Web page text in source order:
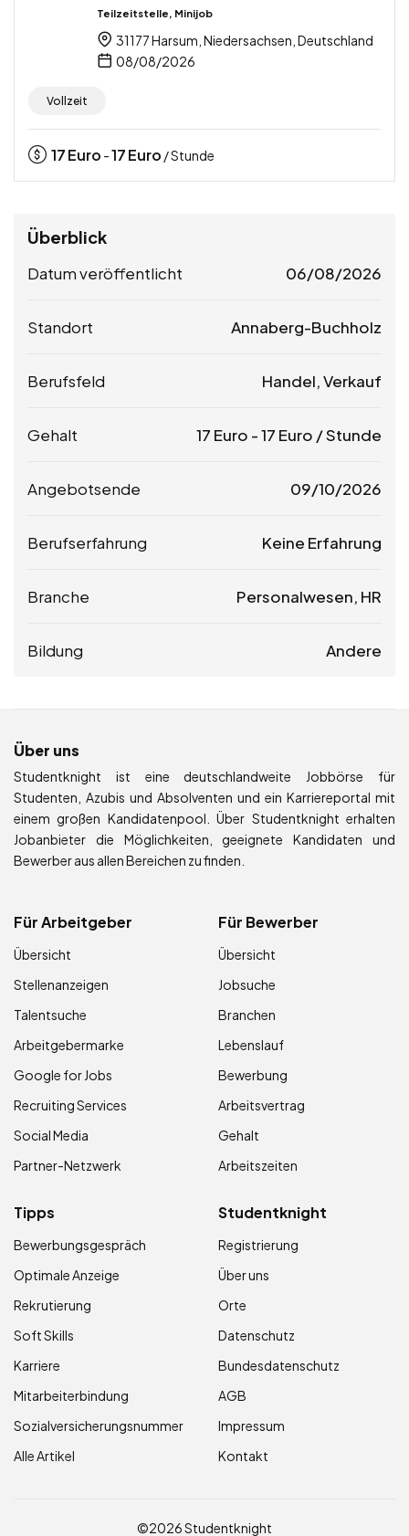
Teilzeitstelle, Minijob
31177 Harsum, Niedersachsen, Deutschland
08/08/2026
Vollzeit
17Euro -17Euro / Stunde
Überblick
Datum veröffentlicht 06/08/2026
Standort Annaberg-Buchholz
Berufsfeld Handel, Verkauf
Gehalt 17 Euro -17 Euro / Stunde
Angebotsende 09/10/2026
Berufserfahrung Keine Erfahrung
Branche Personalwesen, HR
Bildung Andere
Über uns
Studentknight ist eine deutschlandweite Jobbörse für
Studenten, Azubis und Absolventen und ein Karriereportal mit
einem großen Kandidatenpool. Über Studentknight erhalten
Jobanbieter die Möglichkeiten, geeignete Kandidaten und
Bewerber aus allen Bereichen zu finden.
Für Arbeitgeber
Übersicht
Stellenanzeigen
Talentsuche
Arbeitgebermarke
Google for Jobs
Recruiting Services
Social Media
Partner-Netzwerk
Für Bewerber
Übersicht
Jobsuche
Branchen
Lebenslauf
Bewerbung
Arbeitsvertrag
Gehalt
Arbeitszeiten
Tipps
Bewerbungsgespräch
Optimale Anzeige
Rekrutierung
Soft Skills
Karriere
Mitarbeiterbindung
Sozialversicherungsnummer
Alle Artikel
Studentknight
Registrierung
Über uns
Orte
Datenschutz
Bundesdatenschutz
AGB
Impressum
Kontakt
©2026 Studentknight